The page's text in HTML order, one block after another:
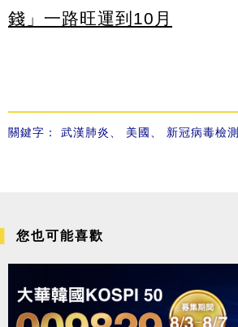
錢」一路旺運到10月
關鍵字： 武漢肺炎 美國 新冠病毒檢
您也可能喜歡